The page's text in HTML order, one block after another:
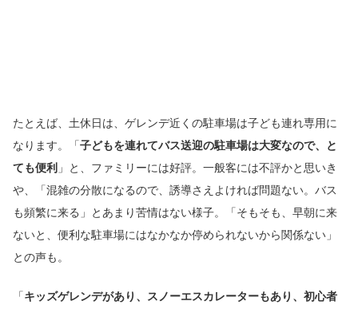
たとえば、土休日は、ゲレンデ近くの駐車場は子ども連れ専用に
なります。「子どもを連れてバス送迎の駐車場は大変なので、と
ても便利 」と、ファミリーには好評。一般客には不評かと思いき
や、「混雑の分散になるので、誘導さえよければ問題ない。バス
も頻繁に来る」とあまり苦情はない様子。「そもそも、早朝に来
ないと、便利な駐車場にはなかなか停められないから関係ない」
との声も。
「 キッズゲレンデがあり、スノーエスカレーターもあり、初心者